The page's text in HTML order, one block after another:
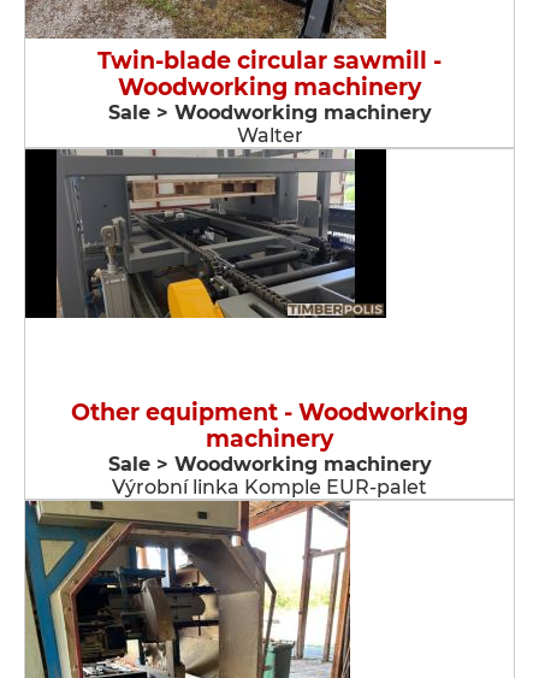
Twin-blade circular sawmill -
Woodworking machinery
Sale > Woodworking machinery
Walter
Other equipment - Woodworking
machinery
Sale > Woodworking machinery
Výrobní linka Komple EUR-palet